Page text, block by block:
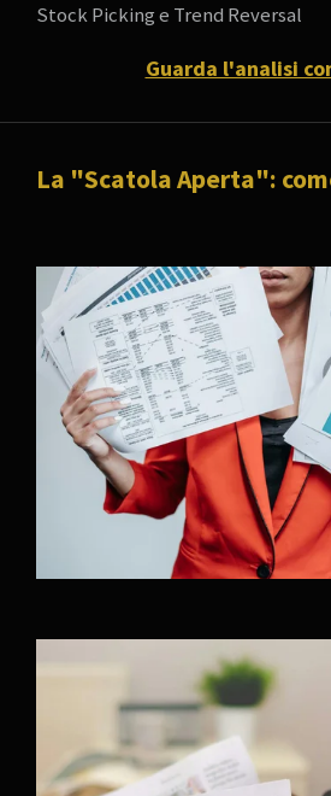
Stock Picking e Trend Reversal
Guarda l'analisi
La "Scatola Aperta":